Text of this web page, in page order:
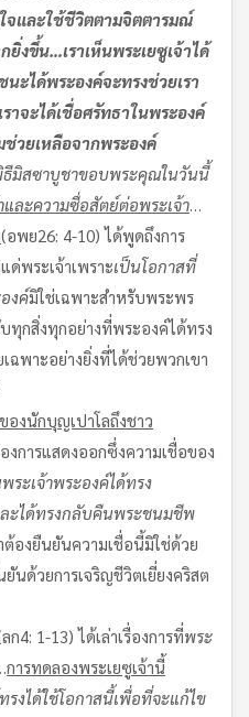
จและใช้ชีวิตตามจิตตารมณ์
ยิ่งขึ้น…เราเห็นพระเยซูเจ้าได้
นะได้พระองค์จะทรงช่วยเรา
ราจะได้เชื่อศรัทธาในพระองค์
วยเหลือจากพระองค์
มิสซาบูชาขอบพระคุณในวันนี้
และความซื่อสัตย์ต่อพระเจ้า…
(อพย26: 4-10) ได้พูดถึงการ
ด่พระเจ้าเพราะเป็นโอกาสที่
งค์มิใช่เฉพาะสำหรับพระพร
ทุกสิ่งทุกอย่างที่พระองค์ได้ทรง
ฉพาะอย่างยิ่งที่ได้ช่วยพวกเขา
งนักบุญเปาโลถึงชาว
การแสดงออกซึ่งความเชื่อของ
ระเจ้าพระองค์ได้ทรง
ะได้ทรงกลับคืนพระชนมชีพ
ต้องยืนยันความเชื่อนี้มิใช่ด้วย
นด้วยการเจริญชีวิตเยี่ยงคริสต
ก4: 1-13) ได้เล่าเรื่องการที่พระ
การทดลองพระเยซูเจ้านี้
งได้ใช้โอกาสนี้เพื่อที่จะแก้ไข